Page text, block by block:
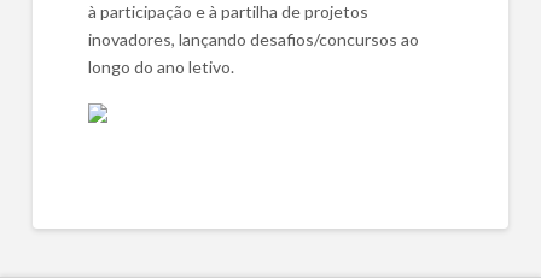
à participação e à partilha de projetos
inovadores, lançando desafios/concursos ao
longo do ano letivo.